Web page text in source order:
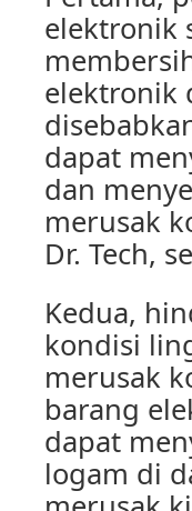
elektronik
elektronik
dapat
dan
merusak
Dr. Tech,
Kedua,
kondisi
merusak
barang
dapat
logam di